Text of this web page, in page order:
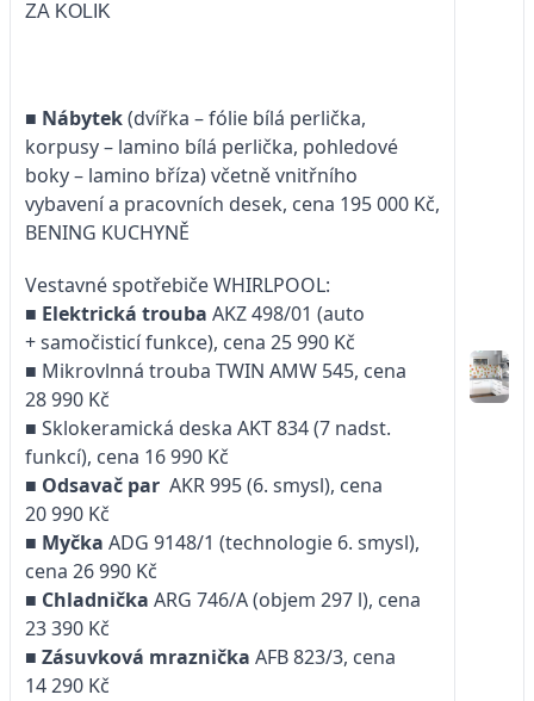
ZA KOLIK
■ Nábytek(dvířka – fólie bílá perlička,
korpusy – lamino bílá perlička, pohledové
boky – lamino bříza) včetně vnitřního
vybavení a pracovních desek, cena 195 000 Kč,
BENING KUCHYNĚ
Vestavné spotřebiče WHIRLPOOL:
■ Elektrická trouba AKZ 498/01 (auto
+ samočisticí funkce), cena 25 990 Kč
■ Mikrovlnná trouba TWIN AMW 545, cena
28 990 Kč
■ Sklokeramická deska AKT 834 (7 nadst.
funkcí), cena 16 990 Kč
■ Odsavač par AKR 995 (6. smysl), cena
20 990 Kč
■ Myčka ADG 9148/1 (technologie 6. smysl),
cena 26 990 Kč
■ Chladnička ARG 746/A (objem 297 l), cena
23 390 Kč
■ Zásuvková mraznička AFB 823/3, cena
14 290 Kč